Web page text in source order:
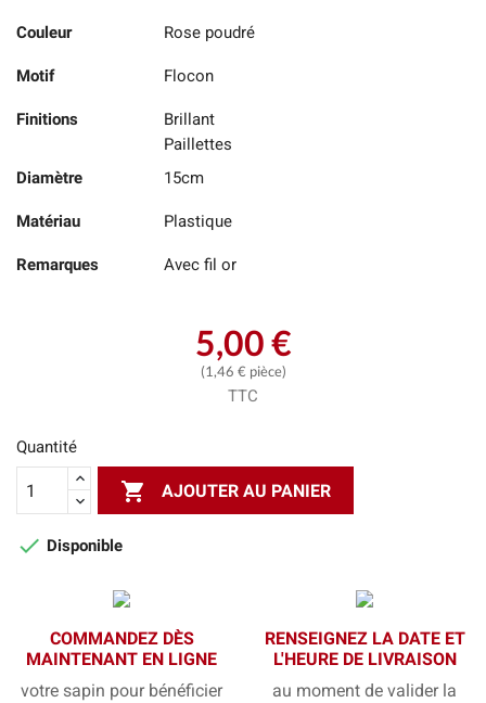
Couleur Rose poudré
Motif Flocon
Finitions
Brillant
Paillettes
Diamètre
15cm
Matériau Plastique
Remarques Avec fil or
5,00 €
(1,46 € pièce)
TTC
Quantité
 AJOUTER AU PANIER
 Disponible
COMMANDEZ DÈS
MAINTENANT EN LIGNE
votre sapin pour bénéficier
RENSEIGNEZ LA DATE ET
L'HEURE DE LIVRAISON
au moment de valider la